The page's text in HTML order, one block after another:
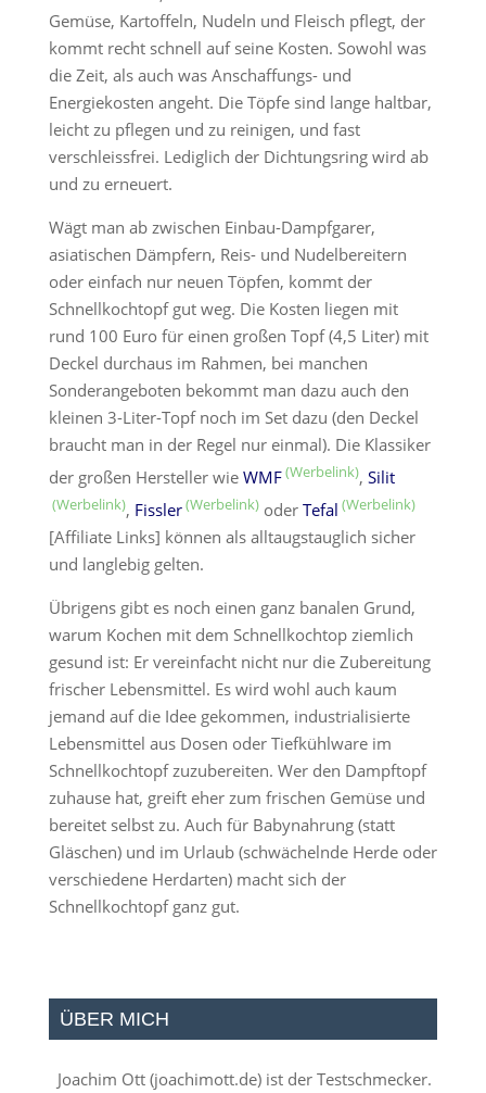
Gemüse, Kartoffeln, Nudeln und Fleisch pflegt, der
kommt recht schnell auf seine Kosten. Sowohl was
die Zeit, als auch was Anschaffungs- und
Energiekosten angeht. Die Töpfe sind lange haltbar,
leicht zu pflegen und zu reinigen, und fast
verschleissfrei. Lediglich der Dichtungsring wird ab
und zu erneuert.
Wägt man ab zwischen Einbau-Dampfgarer,
asiatischen Dämpfern, Reis- und Nudelbereitern
oder einfach nur neuen Töpfen, kommt der
Schnellkochtopf gut weg. Die Kosten liegen mit
rund 100 Euro für einen großen Topf (4,5 Liter) mit
Deckel durchaus im Rahmen, bei manchen
Sonderangeboten bekommt man dazu auch den
kleinen 3-Liter-Topf noch im Set dazu (den Deckel
braucht man in der Regel nur einmal). Die Klassiker
der großen Hersteller wie WMF , Silit
, Fissler oder Tefal
[Affiliate Links] können als alltaugstauglich sicher
und langlebig gelten.
Übrigens gibt es noch einen ganz banalen Grund,
warum Kochen mit dem Schnellkochtop ziemlich
gesund ist: Er vereinfacht nicht nur die Zubereitung
frischer Lebensmittel. Es wird wohl auch kaum
jemand auf die Idee gekommen, industrialisierte
Lebensmittel aus Dosen oder Tiefkühlware im
Schnellkochtopf zuzubereiten. Wer den Dampftopf
zuhause hat, greift eher zum frischen Gemüse und
bereitet selbst zu. Auch für Babynahrung (statt
Gläschen) und im Urlaub (schwächelnde Herde oder
verschiedene Herdarten) macht sich der
Schnellkochtopf ganz gut.
ÜBER MICH
Joachim Ott (joachimott.de) ist der Testschmecker.